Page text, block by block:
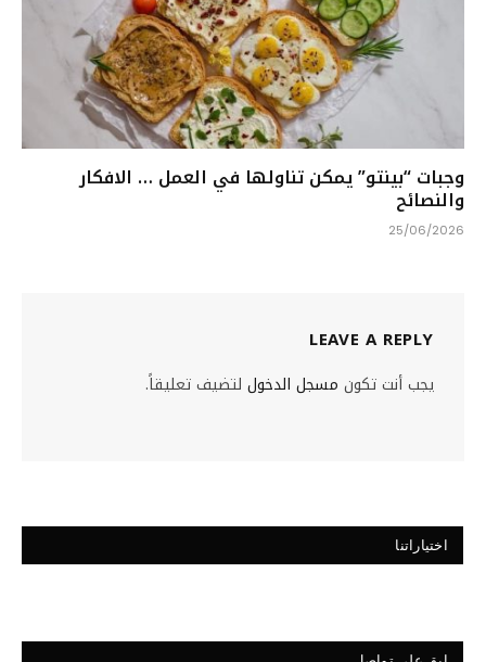
وجبات “بينتو” يمكن تناولها في العمل … الافكار
والنصائح
25/06/2026
LEAVE A REPLY
يجب أنت تكون مسجل الدخول لتضيف تعليقاً.
اختياراتنا